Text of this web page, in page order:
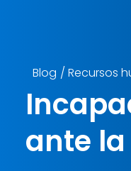
Blog / Recursos
ante